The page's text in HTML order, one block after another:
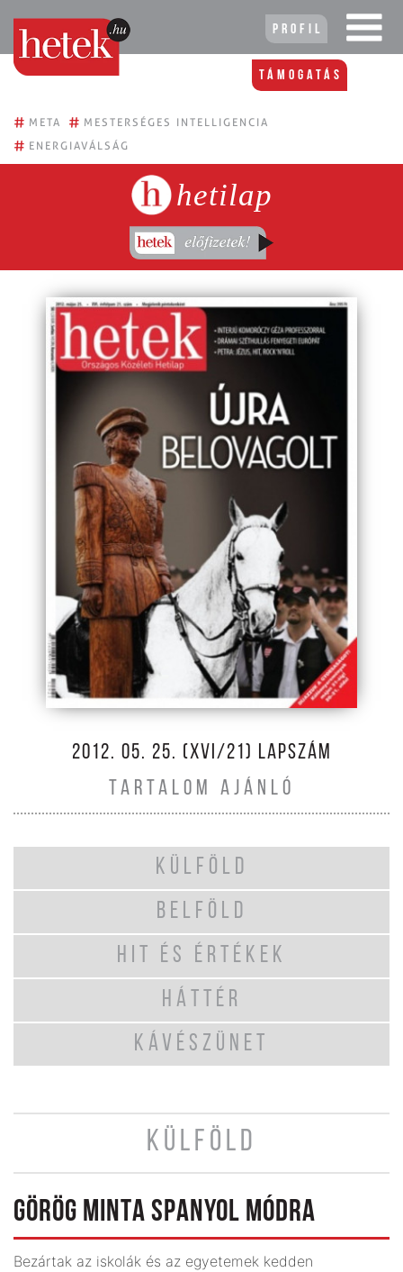
Profil
Támogatás
# META # MESTERSÉGES INTELLIGENCIA
# ENERGIAVÁLSÁG
hetilap
2012. 05. 25. (XVI/21) LAPSZÁM
TARTALOM AJÁNLÓ
KÜLFÖLD
BELFÖLD
HIT ÉS ÉRTÉKEK
HÁTTÉR
KÁVÉSZÜNET
KÜLFÖLD
GÖRÖG MINTA SPANYOL MÓDRA
Bezártak az iskolák és az egyetemek kedden